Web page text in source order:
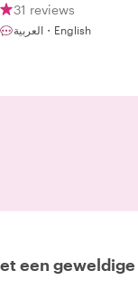
31 reviews
العربية・English
een geweldige